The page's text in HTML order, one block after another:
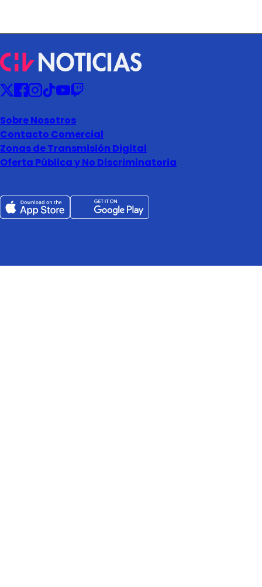
Sobre Nosotros
Contacto Comercial
Zonas de Transmisión Digital
Oferta Pública y No Discriminatoria